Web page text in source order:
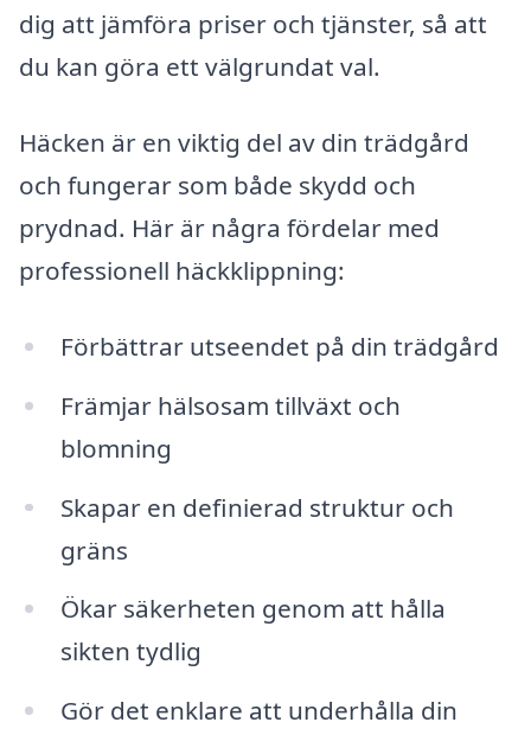
dig att jämföra priser och tjänster, så att
du kan göra ett välgrundat val.
Häcken är en viktig del av din trädgård
och fungerar som både skydd och
prydnad. Här är några fördelar med
professionell häckklippning:
Förbättrar utseendet på din trädgård
Främjar hälsosam tillväxt och
blomning
Skapar en definierad struktur och
gräns
Ökar säkerheten genom att hålla
sikten tydlig
Gör det enklare att underhålla din